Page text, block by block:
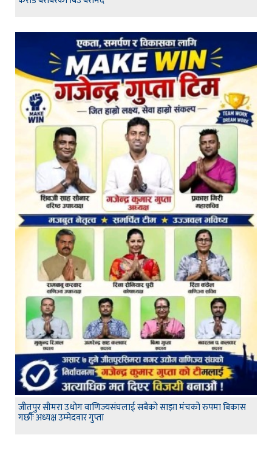
जीतपुर सीमरा उधोग वाणिज्यसंघलाई सबैको साझा मंचको रुपमा बिकास
गर्छौः अध्यक्ष उम्मेदवार गुप्ता